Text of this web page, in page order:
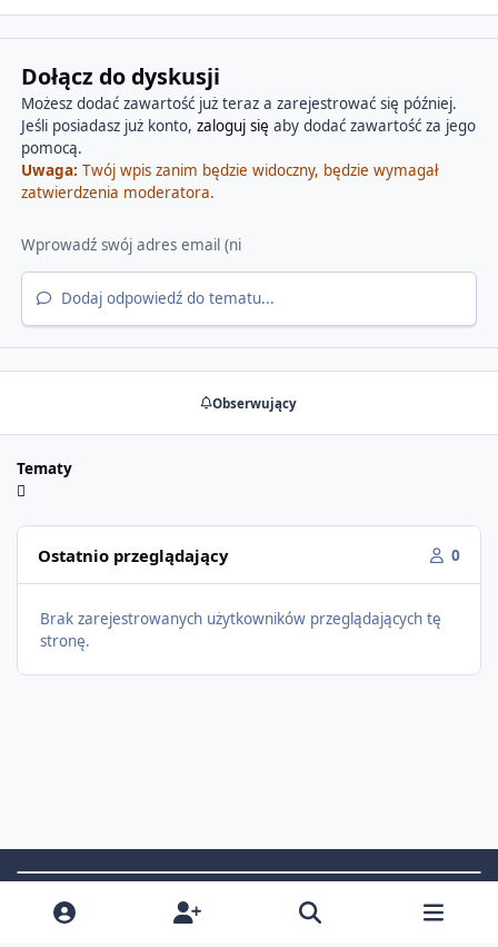
Dołącz do dyskusji
Możesz dodać zawartość już teraz a zarejestrować się później.
Jeśli posiadasz już konto, zaloguj się aby dodać zawartość za jego
pomocą.
Uwaga: Twój wpis zanim będzie widoczny, będzie wymagał
zatwierdzenia moderatora.
Dodaj odpowiedź do tematu...
Obserwujący
Tematy
Ostatnio przeglądający 0
Brak zarejestrowanych użytkowników przeglądających tę
stronę.
Light ModeDark ModeSystem Preference
t